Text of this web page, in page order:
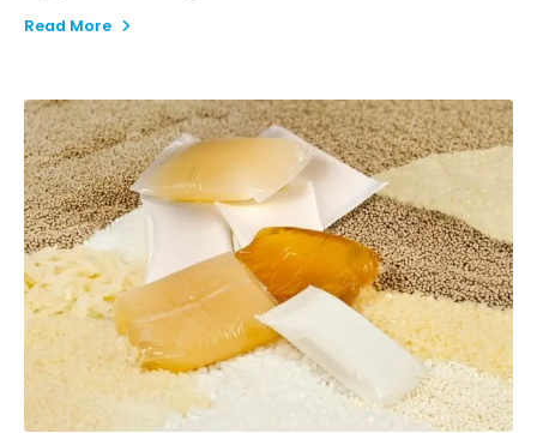
Read More